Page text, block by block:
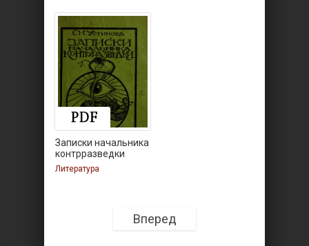
Записки начальника
контрразведки
Литература
Вперед